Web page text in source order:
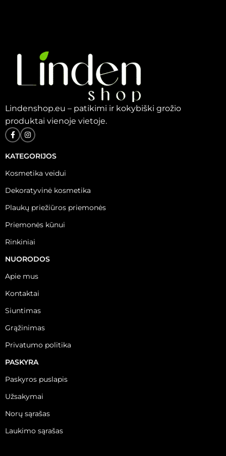
Lindenshop.eu – patikimi ir kokybiški grožio
produktai vienoje vietoje.
KATEGORIJOS
Kosmetika veidui
Dekoratyvinė kosmetika
Plaukų priežiūros priemonės
Priemonės kūnui
Rinkiniai
NUORODOS
Apie mus
Kontaktai
Siuntimas
Grąžinimas
Privatumo politika
PASKYRA
Paskyros puslapis
Užsakymai
Norų sąrašas
Laukimo sąrašas